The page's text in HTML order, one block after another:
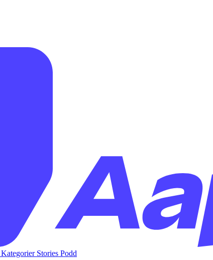
Kategorier Stories Podd